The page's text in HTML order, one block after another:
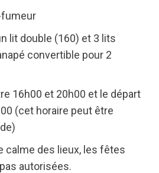
lit double (160) et 3 lits
convertible pour 2
16h00 et 20h00 et le départ
(cet horaire peut être
calme des lieux, les fêtes
autorisées.